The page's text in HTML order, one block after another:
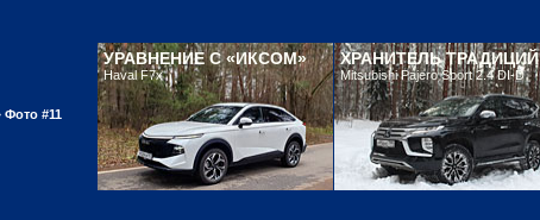
Фото #11
УРАВНЕНИЕ С «ИКСОМ»
Haval F7x
ХРАНИТЕЛЬ ТРАДИЦИЙ
Mitsubishi Pajero Sport 2.4 DI-D